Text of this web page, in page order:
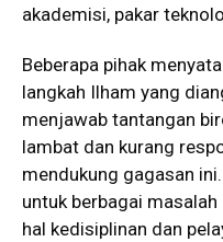
akademisi, pakar
Beberapa pihak
langkah Ilham yang
menjawab tantangan
lambat dan kurang
mendukung gagasan
untuk berbagai
hal kedisiplinan dan